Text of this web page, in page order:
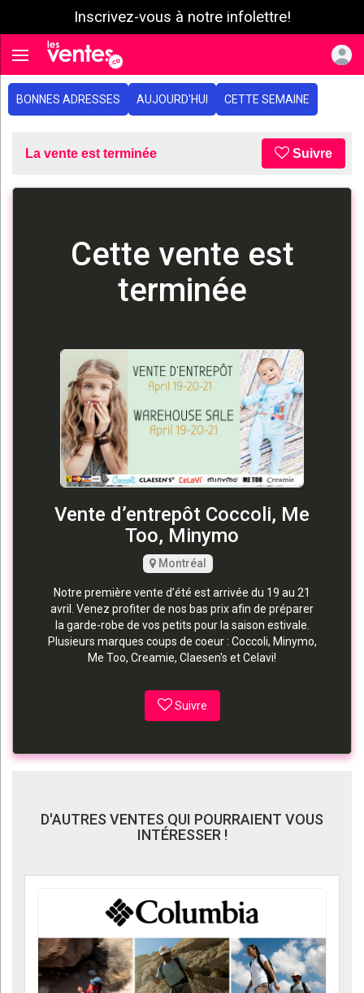
Inscrivez-vous à notre infolettre!
Toggle navigation
BONNES ADRESSES AUJOURD'HUI CETTE SEMAINE
La vente est terminée Suivre
Cette vente est
terminée
Vente d’entrepôt Coccoli, Me
Too, Minymo
Montréal
Notre première vente d’été est arrivée du 19 au 21
avril. Venez profiter de nos bas prix afin de préparer
la garde-robe de vos petits pour la saison estivale.
Plusieurs marques coups de coeur : Coccoli, Minymo,
Me Too, Creamie, Claesen's et Celavi!
Suivre
D'AUTRES VENTES QUI POURRAIENT VOUS
INTÉRESSER !